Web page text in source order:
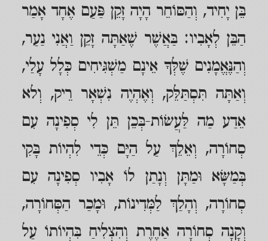
בֵּן יָחִיד, וְהַסּוֹחֵר הָיָה זָקֵן פַּעַם אֶחָד אָמַר
הַבֵּן לְאָבִיו: בַּאֲשֶׁר שֶׁאַתָּה זָקֵן וַאֲנִי נַעַר,
וְהַנֶּאֱמָנִים שֶׁלְּךָ אֵינָם מַשְׁגִּיחִים כְּלָל עָלַי,
וְאַתָּה תִּסְתַּלֵּק, וְאֶהְיֶה נִשְׁאָר רֵיק, וְלא
אֵדַע מַה לַּעֲשׂוֹת-בְּכֵן תֵּן לִי סְפִינָה עִם
סְחוֹרָה, וְאֵלֵךְ עַל הַיָּם כְּדֵי לִהְיוֹת בָּקִי
בְּמַשָּׂא וּמַתָּן וְנָתַן לוֹ אָבִיו סְפִינָה עִם
סְחוֹרָה, וְהָלַךְ לַמְּדִינוֹת, וּמָכַר הַסְּחוֹרָה,
וְקָנָה סְחוֹרָה אַחֶרֶת וְהִצְלִיחַ בִּהְיוֹתוֹ עַל